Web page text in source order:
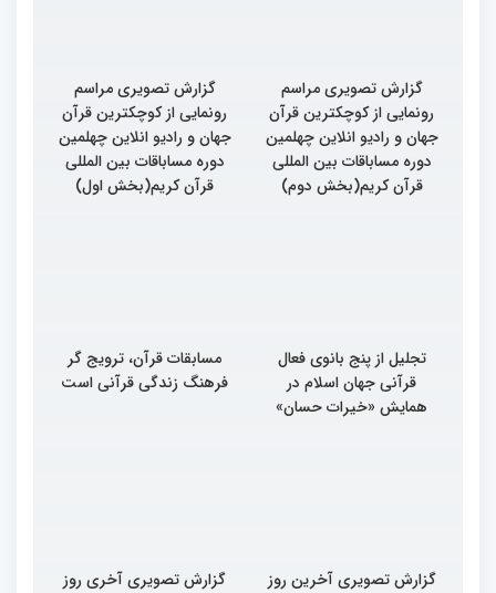
گزارش تصویری مراسم
رونمایی از کوچکترین قرآن
جهان و رادیو انلاین چهلمین
دوره مساباقات بین المللی
قرآن کریم(بخش دوم)
گزارش تصویری مراسم
رونمایی از کوچکترین قرآن
جهان و رادیو انلاین چهلمین
دوره مساباقات بین المللی
قرآن کریم(بخش اول)
تجلیل از پنج بانوی فعال
قرآنی جهان اسلام در
همایش «خیرات حسان»
مسابقات قرآن، ترویج گر
فرهنگ زندگی قرآنی است
گزارش تصویری آخرین روز
گزارش تصویری آخری روز